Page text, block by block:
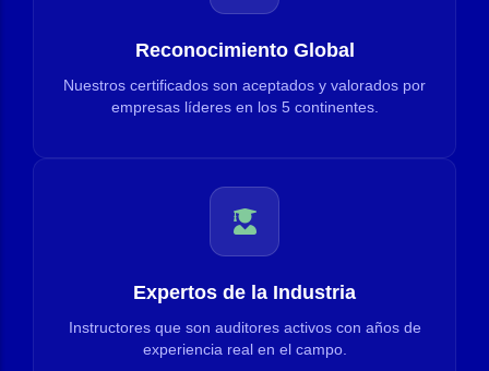
Reconocimiento Global
Nuestros certificados son aceptados y valorados por
empresas líderes en los 5 continentes.
Expertos de la Industria
Instructores que son auditores activos con años de
experiencia real en el campo.